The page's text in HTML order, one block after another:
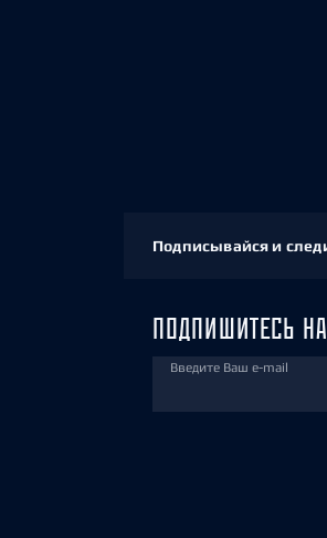
Подписывайся и
ПОДПИШИТЕСЬ
Введите Ваш e-mail